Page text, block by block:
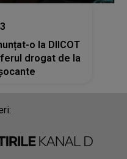
o la DIICOT
drogat de la